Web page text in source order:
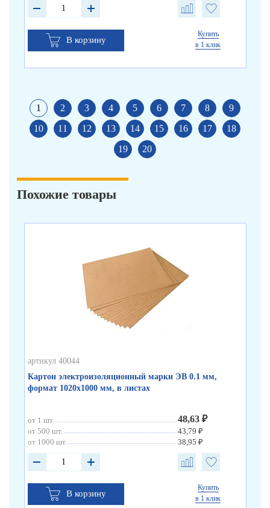
В корзину
Купить
в 1 клик
1 2 3 4 5 6 7 8
9
10
11 12 13 14 15 16 17
18
19
20
Похожие товары
артикул 40044
Картон электроизоляционный марки ЭВ 0.1 мм,
формат 1020х1000 мм, в листах
от 1 шт. 48,63 ₽
от 500 шт.
43,79 ₽
от 1000 шт.
38,95 ₽
В корзину
Купить
в 1 клик